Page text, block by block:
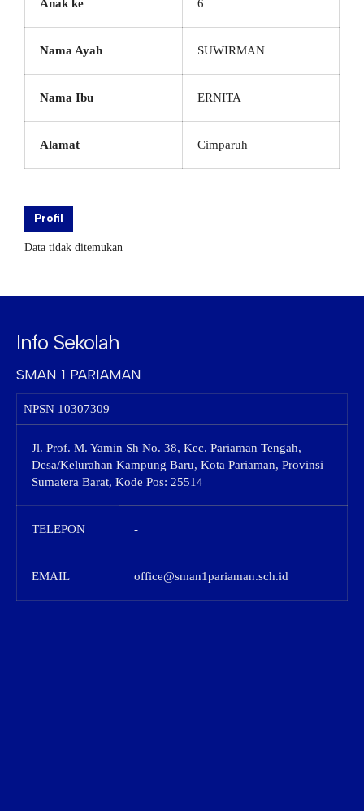
Anak ke 6
Nama Ayah SUWIRMAN
Nama Ibu ERNITA
Alamat Cimparuh
Profil
Data tidak ditemukan
Info Sekolah
SMAN 1 PARIAMAN
NPSN 10307309
Jl. Prof. M. Yamin Sh No. 38, Kec. Pariaman Tengah,
Desa/Kelurahan Kampung Baru, Kota Pariaman, Provinsi
Sumatera Barat, Kode Pos: 25514
TELEPON -
EMAIL office@sman1pariaman.sch.id